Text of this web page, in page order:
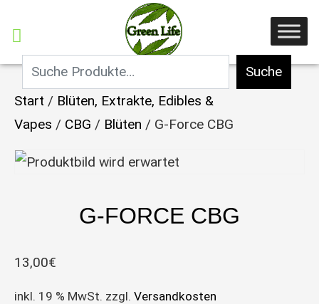
Suche
Start / Blüten, Extrakte, Edibles &
Vapes / CBG / Blüten / G-Force CBG
G-FORCE CBG
13,00€
inkl. 19 % MwSt. zzgl. Versandkosten